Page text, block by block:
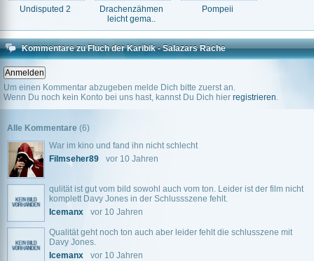
Undisputed 2
Drachenzähmen
leicht gema..
Pompeii
Kommentare zu Fluch der Karibik - Salazars Rache
Um einen Kommentar abzugeben melde Dich bitte zuerst an.
Wenn Du noch kein Konto bei uns hast, kannst Du Dich hier registrieren.
Alle Kommentare (6)
War im kino und fand ihn nicht schlecht
Filmseher89
vor 10 Jahren
qulität ist gut vom bild sowohl auch vom ton. Leider ist der film nicht
komplett Davy Jones in der Schlussszene fehlt.
Icemanx
vor 10 Jahren
Qualität geht noch ton auch aber leider fehlt die schlusszene mit
Davy Jones.
Icemanx
vor 10 Jahren